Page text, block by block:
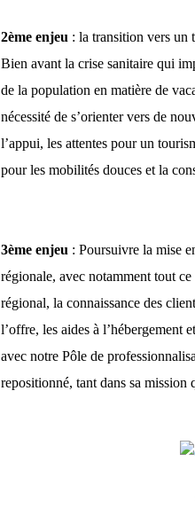
2ème enjeu : la transition vers un
Bien avant la crise sanitaire qui
de la population en matière de
nécessité de s’orienter vers de
l’appui, les attentes pour un
pour les mobilités douces et la
3ème enjeu : Poursuivre la mise
régionale, avec notamment tout
régional, la connaissance des
l’offre, les aides à l’hébergement
avec notre Pôle de
repositionné, tant dans sa mission